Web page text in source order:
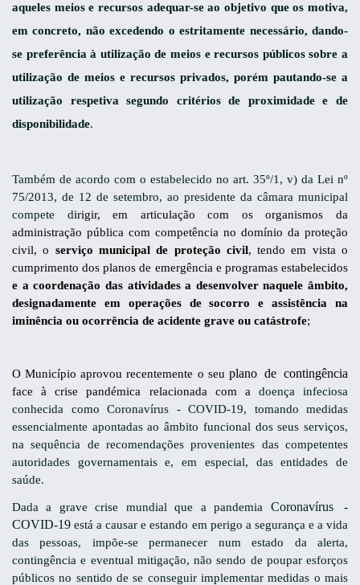
aqueles meios e recursos adequar-se ao objetivo que os motiva,
em concreto, não excedendo o estritamente necessário, dando-
se preferência à utilização de meios e recursos públicos sobre a
utilização de meios e recursos privados, porém pautando-se a
utilização respetiva segundo critérios de proximidade e de
disponibilidade.
Também de acordo com o estabelecido no art. 35º/1, v) da Lei nº
75/2013, de 12 de setembro, ao presidente da câmara municipal
compete dirigir, em articulação com os organismos da
administração pública com competência no domínio da proteção
civil, o serviço municipal de proteção civil, tendo em vista o
cumprimento dos planos de emergência e programas estabelecidos
e a coordenação das atividades a desenvolver naquele âmbito,
designadamente em operações de socorro e assistência na
iminência ou ocorrência de acidente grave ou catástrofe;
O Município aprovou recentemente o seu plano de contingência
face à crise pandémica relacionada com a doença infeciosa
conhecida como Coronavírus - COVID-19, tomando medidas
essencialmente apontadas ao âmbito funcional dos seus serviços,
na sequência de recomendações provenientes das competentes
autoridades governamentais e, em especial, das entidades de
saúde.
Dada a grave crise mundial que a pandemia Coronavírus -
COVID-19 está a causar e estando em perigo a segurança e a vida
das pessoas, impõe-se permanecer num estado da alerta,
contingência e eventual mitigação, não sendo de poupar esforços
públicos no sentido de se conseguir implementar medidas o mais